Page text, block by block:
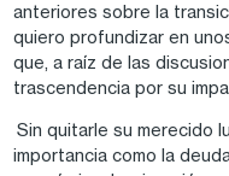
anteriores sobre la
quiero profundizar en
que, a raíz de las
trascendencia por su
Sin quitarle su merecido
importancia como la